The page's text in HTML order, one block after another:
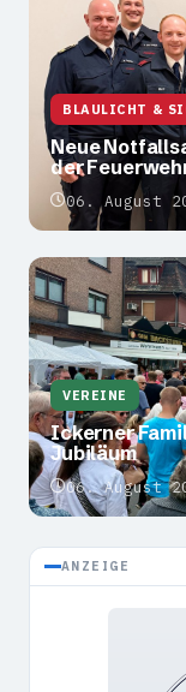
BLAULICHT &
Neue
der
06. August
VEREINE
Ickerner
Jubiläum
06. August
ANZEIGE